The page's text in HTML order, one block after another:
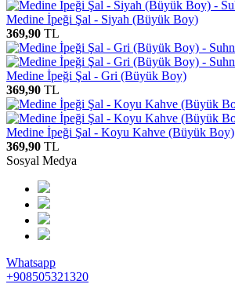
Medine İpeği Şal - Siyah (Büyük Boy)
369,90 TL
Medine İpeği Şal - Gri (Büyük Boy)
369,90 TL
Medine İpeği Şal - Koyu Kahve (Büyük Boy)
369,90 TL
Sosyal Medya
Whatsapp
+908505321320